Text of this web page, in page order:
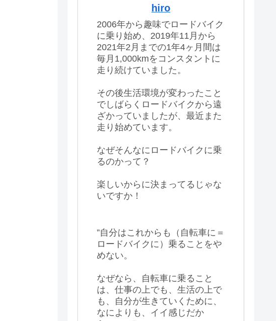
hiro
2006年から趣味でロードバイク
に乗り始め、2019年11月から
2021年2月までの1年4ヶ月間は
毎月1,000kmをコンスタントに
走り続けていました。
その後生活環境が変わったこと
でしばらくロードバイクから遠
ざかっていましたが、最近また
走り始めています。
なぜそんなにロードバイクに乗
るのかって？
楽しいからに決まってるじゃな
いですか！
”自分はこれからも（自転車に＝
ロードバイクに）乗ることをや
めない。
なぜなら、自転車に乗ること
は、仕事の上でも、生活の上で
も、自分が生きていくために、
なによりも、イイ感じだか